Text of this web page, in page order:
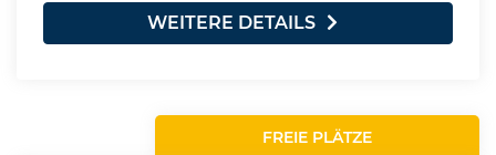
WEITERE DETAILS
FREIE PLÄTZE